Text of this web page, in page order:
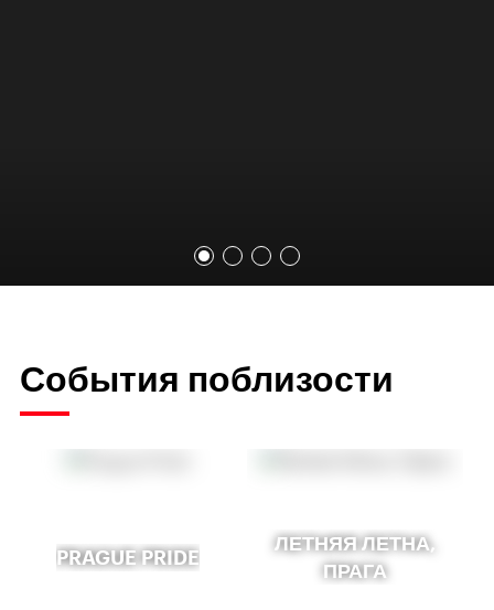
События поблизости
PRAGUE PRIDE
ЛЕТНЯЯ ЛЕТНА,
ПРАГА